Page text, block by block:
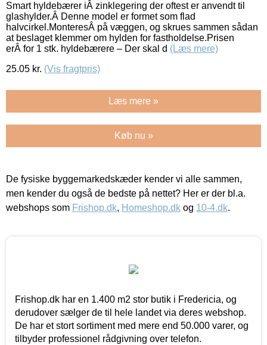
Smart hyldebærer iÂ zinklegering der oftest er anvendt til
glashylder.Â Denne model er formet som flad
halvcirkel.MonteresÂ på væggen, og skrues sammen sådan
at beslaget klemmer om hylden for fastholdelse.Prisen
erÂ for 1 stk. hyldebærere – Der skal d (Læs mere)
25.05 kr. (Vis fragtpris)
Læs mere »
Køb nu »
De fysiske byggemarkedskæder kender vi alle sammen,
men kender du også de bedste på nettet? Her er der bl.a.
webshops som Frishop.dk, Homeshop.dk og 10-4.dk.
Frishop.dk har en 1.400 m2 stor butik i Fredericia, og
derudover sælger de til hele landet via deres webshop.
De har et stort sortiment med mere end 50.000 varer, og
tilbyder professionel rådgivning over telefon.